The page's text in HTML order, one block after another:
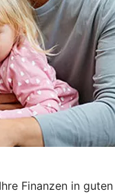
Finanzen in guten